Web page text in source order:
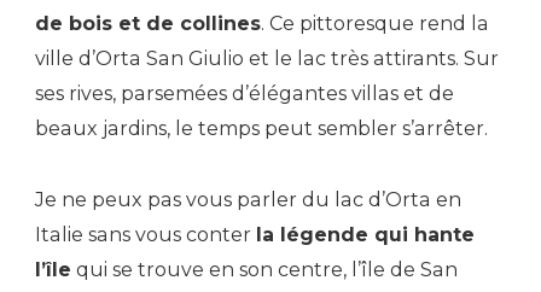
de bois et de collines. Ce pittoresque rend la
ville d’Orta San Giulio et le lac très attirants. Sur
ses rives, parsemées d’élégantes villas et de
beaux jardins, le temps peut sembler s’arrêter.
Je ne peux pas vous parler du lac d’Orta en
Italie sans vous conter la légende qui hante
l’île qui se trouve en son centre, l’île de San